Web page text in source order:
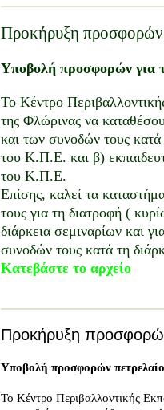
Προκήρυξη προσφορών
Υποβολή προσφορών για
Το Κέντρο
της Φλώρινας να
και των συνοδών τους
του Κ.Π.Ε. και β)
του Κ.Π.Ε.
Επίσης, καλεί τα
τους για τη διατροφή (
διάρκεια σεμιναρίων και
συνοδών τους κατά τη
Κατεβάστε το αρχείο
Προκήρυξη
Υποβολή προσφορών
Το Κέντρο Περιβαλλοντικής